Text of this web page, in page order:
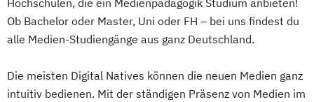
Hochschulen, die ein Medienpädagogik Studium anbieten!
Ob Bachelor oder Master, Uni oder FH – bei uns findest du
alle Medien-Studiengänge aus ganz Deutschland.
Die meisten Digital Natives können die neuen Medien ganz
intuitiv bedienen. Mit der ständigen Präsenz von Medien im